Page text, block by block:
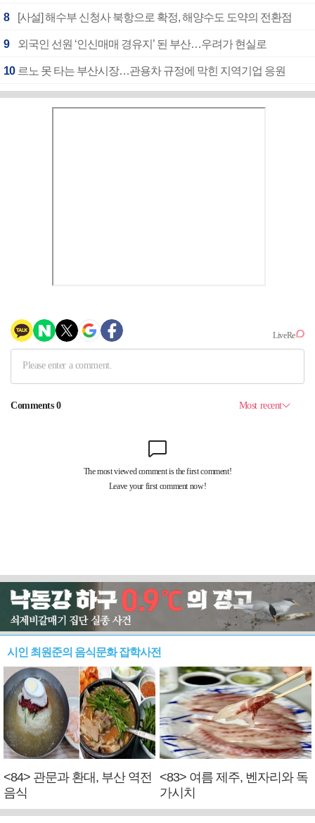
8 [사설] 해수부 신청사 북항으로 확정, 해양수도 도약의 전환점
9 외국인 선원 ‘인신매매 경유지’ 된 부산…우려가 현실로
10 르노 못 타는 부산시장…관용차 규정에 막힌 지역기업 응원
시인 최원준의 음식문화 잡학사전
<84> 관문과 환대, 부산 역전
음식
<83> 여름 제주, 벤자리와 독
가시치